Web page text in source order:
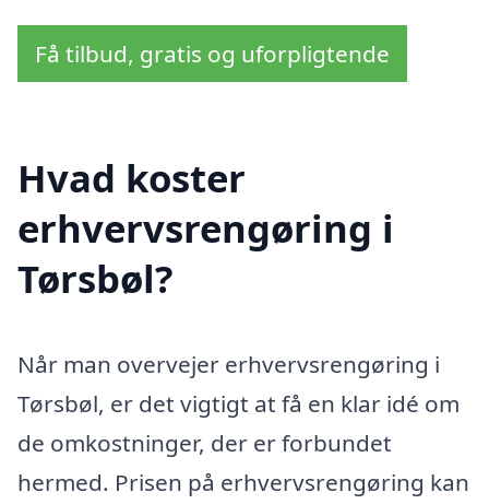
Få tilbud, gratis og uforpligtende
Hvad koster
erhvervsrengøring i
Tørsbøl?
Når man overvejer erhvervsrengøring i
Tørsbøl, er det vigtigt at få en klar idé om
de omkostninger, der er forbundet
hermed. Prisen på erhvervsrengøring kan